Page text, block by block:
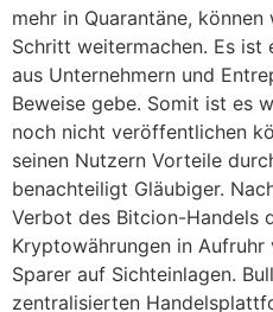
mehr in Quarantäne,
Schritt weitermachen. Es
aus Unternehmern und
Beweise gebe. Somit ist es
noch nicht veröffentlichen
seinen Nutzern Vorteile
benachteiligt Gläubiger.
Verbot des Bitcion-Handels
Kryptowährungen in
Sparer auf Sichteinlagen.
zentralisierten